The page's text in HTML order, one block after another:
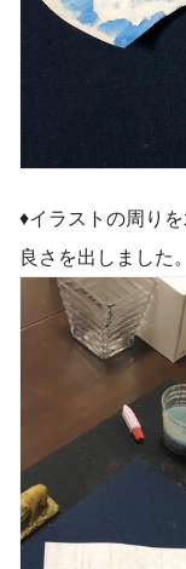
♦︎イラストの周り
良さを出しました。